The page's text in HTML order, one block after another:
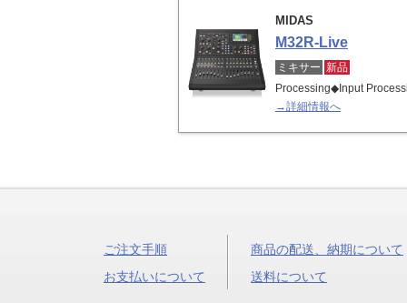
MIDAS
M32R-Live
ミキサー 新品
Processing◆Input
→詳細情報へ
ご注文手順
お支払いについて
商品の配送、納期について
送料について